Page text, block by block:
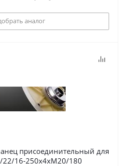
аналог
присоединительный для
/22/16-250х4хМ20/180